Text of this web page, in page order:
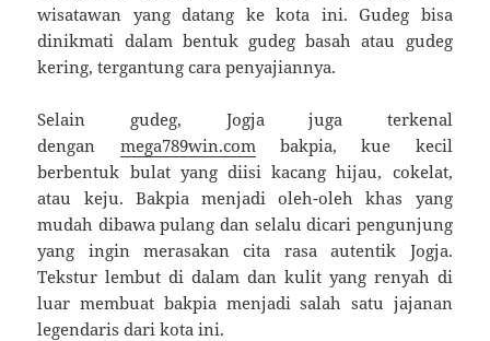
wisatawan yang datang ke kota ini. Gudeg bisa
dinikmati dalam bentuk gudeg basah atau gudeg
kering, tergantung cara penyajiannya.
Selain gudeg, Jogja juga terkenal
dengan mega789win.com bakpia, kue kecil
berbentuk bulat yang diisi kacang hijau, cokelat,
atau keju. Bakpia menjadi oleh-oleh khas yang
mudah dibawa pulang dan selalu dicari pengunjung
yang ingin merasakan cita rasa autentik Jogja.
Tekstur lembut di dalam dan kulit yang renyah di
luar membuat bakpia menjadi salah satu jajanan
legendaris dari kota ini.